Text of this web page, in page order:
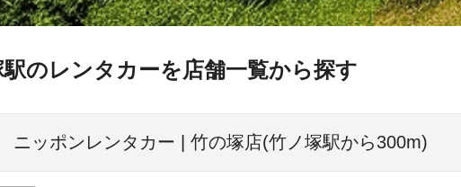
のレンタカーを店舗一覧から探す
ニッポンレンタカー | 竹の塚店(竹ノ塚駅から300m)